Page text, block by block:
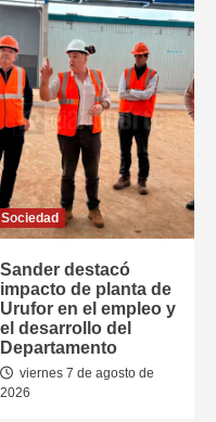
Sociedad
Sander destacó
impacto de planta de
Urufor en el empleo y
el desarrollo del
Departamento
viernes 7 de agosto de
2026